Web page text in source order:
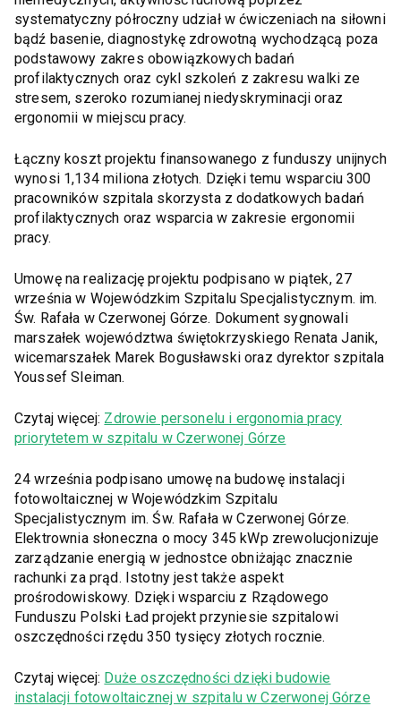
systematyczny półroczny udział w ćwiczeniach na siłowni
bądź basenie, diagnostykę zdrowotną wychodzącą poza
podstawowy zakres obowiązkowych badań
profilaktycznych oraz cykl szkoleń z zakresu walki ze
stresem, szeroko rozumianej niedyskryminacji oraz
ergonomii w miejscu pracy.
Łączny koszt projektu finansowanego z funduszy unijnych
wynosi 1,134 miliona złotych. Dzięki temu wsparciu 300
pracowników szpitala skorzysta z dodatkowych badań
profilaktycznych oraz wsparcia w zakresie ergonomii
pracy.
Umowę na realizację projektu podpisano w piątek, 27
września w Wojewódzkim Szpitalu Specjalistycznym. im.
Św. Rafała w Czerwonej Górze. Dokument sygnowali
marszałek województwa świętokrzyskiego Renata Janik,
wicemarszałek Marek Bogusławski oraz dyrektor szpitala
Youssef Sleiman.
Czytaj więcej: Zdrowie personelu i ergonomia pracy
priorytetem w szpitalu w Czerwonej Górze
24 września podpisano umowę na budowę instalacji
fotowoltaicznej w Wojewódzkim Szpitalu
Specjalistycznym im. Św. Rafała w Czerwonej Górze.
Elektrownia słoneczna o mocy 345 kWp zrewolucjonizuje
zarządzanie energią w jednostce obniżając znacznie
rachunki za prąd. Istotny jest także aspekt
prośrodowiskowy. Dzięki wsparciu z Rządowego
Funduszu Polski Ład projekt przyniesie szpitalowi
oszczędności rzędu 350 tysięcy złotych rocznie.
Czytaj więcej: Duże oszczędności dzięki budowie
instalacji fotowoltaicznej w szpitalu w Czerwonej Górze